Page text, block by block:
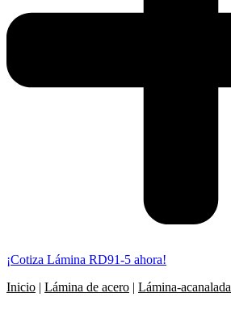
¡Cotiza Lámina RD91-5 ahora!
Inicio | Lámina de acero | Lámina-acanalada